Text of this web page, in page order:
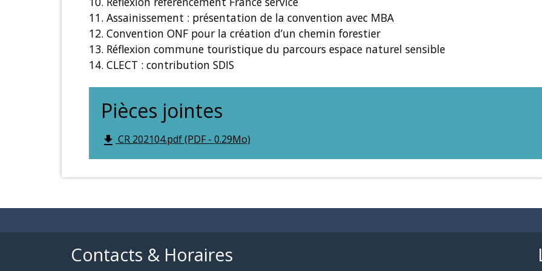
11. Assainissement : présentation de la convention avec MBA
12. Convention ONF pour la création d’un chemin forestier
13. Réflexion commune touristique du parcours espace naturel sensible
14. CLECT : contribution SDIS
Pièces jointes
file_download CR 202104.pdf (PDF - 0.29Mo)
Contacts & Horaires